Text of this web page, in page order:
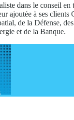
dans le conseil en
ajoutée à ses clients
de la Défense,
et de la Banque.